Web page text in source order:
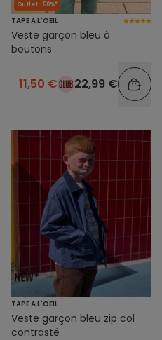
Outlet -50%*
TAPE A L'OEIL
Veste garçon bleu à
boutons
11,50 € 22,99 €
TAPE A L'OEIL
Veste garçon bleu zip col
contrasté